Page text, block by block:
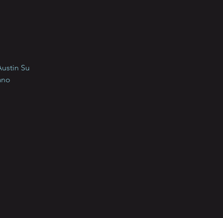
Su